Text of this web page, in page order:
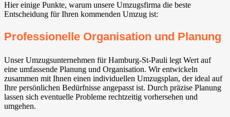
Hier einige Punkte, warum unsere Umzugsfirma die beste
Entscheidung für Ihren kommenden Umzug ist:
Professionelle Organisation und Planung
Unser Umzugsunternehmen für Hamburg-St-Pauli legt Wert auf
eine umfassende Planung und Organisation. Wir entwickeln
zusammen mit Ihnen einen individuellen Umzugsplan, der ideal auf
Ihre persönlichen Bedürfnisse angepasst ist. Durch präzise Planung
lassen sich eventuelle Probleme rechtzeitig vorhersehen und
umgehen.